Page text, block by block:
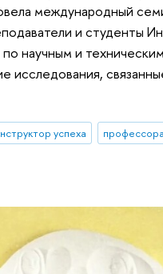
международный
и студенты
научным и
успеха профессора